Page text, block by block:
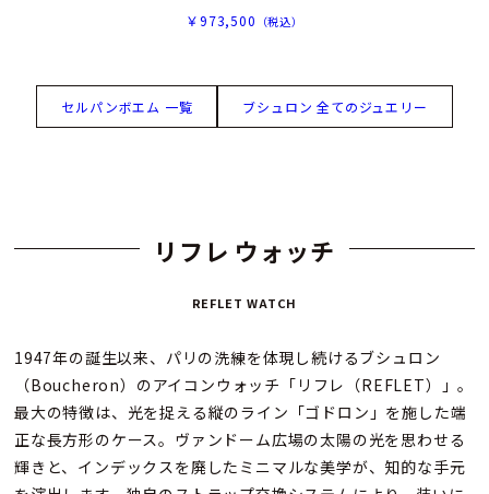
￥973,500 （税込）
セルパンボエム 一覧 ブシュロン 全てのジュエリー
リフレ ウォッチ
REFLET WATCH
1947年の誕生以来、パリの洗練を体現し続けるブシュロン
（Boucheron）のアイコンウォッチ「リフレ（REFLET）」。
最大の特徴は、光を捉える縦のライン「ゴドロン」を施した端
正な長方形のケース。ヴァンドーム広場の太陽の光を思わせる
輝きと、インデックスを廃したミニマルな美学が、知的な手元